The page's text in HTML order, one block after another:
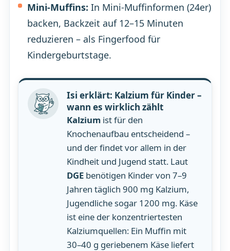
Mini-Muffins: In Mini-Muffinformen (24er)
backen, Backzeit auf 12–15 Minuten
reduzieren – als Fingerfood für
Kindergeburtstage.
Isi erklärt: Kalzium für Kinder –
wann es wirklich zählt
Kalziumist für den
Knochenaufbau entscheidend –
und der findet vor allem in der
Kindheit und Jugend statt. Laut
DGEbenötigen Kinder von 7–9
Jahren täglich 900 mg Kalzium,
Jugendliche sogar 1200 mg. Käse
ist eine der konzentriertesten
Kalziumquellen: Ein Muffin mit
30–40 g geriebenem Käse liefert